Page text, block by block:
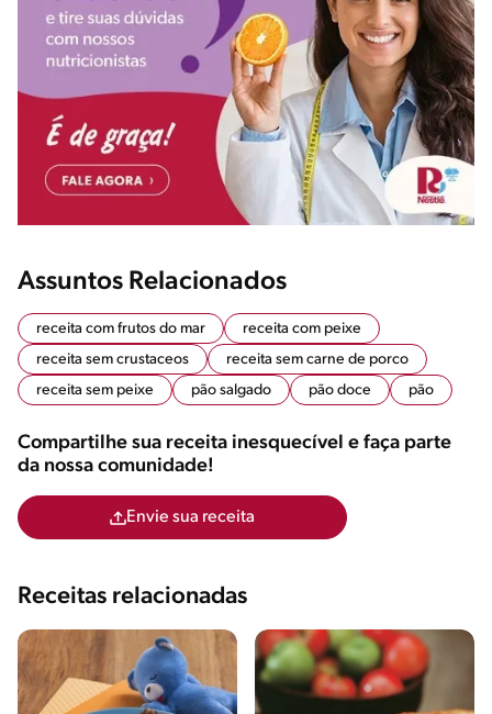
Assuntos Relacionados
receita com frutos do mar
receita com peixe
receita sem crustaceos
receita sem carne de porco
receita sem peixe
pão salgado pão doce pão
Compartilhe sua receita inesquecível e faça parte
da nossa comunidade!
Envie sua receita
Receitas relacionadas